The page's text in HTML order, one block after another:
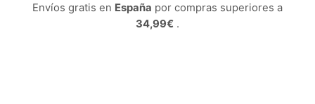
Envíos gratis en España por compras superiores a
34,99€ .